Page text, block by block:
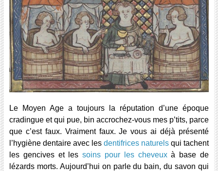
Le Moyen Age a toujours la réputation d’une époque
cradingue et qui pue, bin accrochez-vous mes p’tits, parce
que c’est faux. Vraiment faux. Je vous ai déjà présenté
l’hygiène dentaire avec lesdentifrices naturels qui tachent
les gencives et lessoins pour les cheveuxà base de
lézards morts. Aujourd’hui on parle du bain, du savon qui